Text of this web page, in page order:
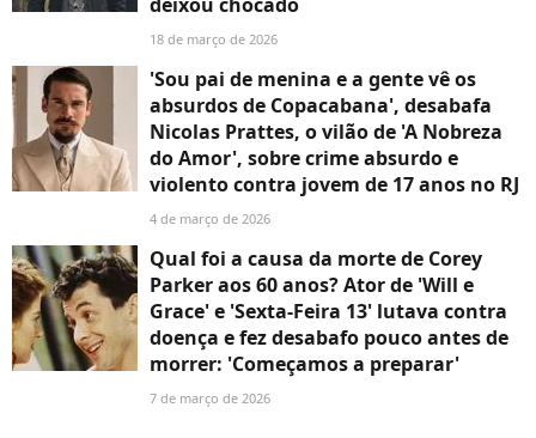
18 de março de 2026
'Sou pai de menina e a gente vê os
absurdos de Copacabana', desabafa
Nicolas Prattes, o vilão de 'A Nobreza
do Amor', sobre crime absurdo e
violento contra jovem de 17 anos no RJ
4 de março de 2026
Qual foi a causa da morte de Corey
Parker aos 60 anos? Ator de 'Will e
Grace' e 'Sexta-Feira 13' lutava contra
doença e fez desabafo pouco antes de
morrer: 'Começamos a preparar'
7 de março de 2026